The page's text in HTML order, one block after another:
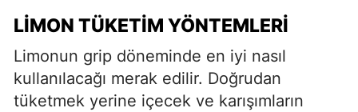
LIMON TÜKETIM YÖNTEMLERI
Limonun grip döneminde en iyi nasıl
kullanılacağı merak edilir. Doğrudan
tüketmek yerine içecek ve karışımların